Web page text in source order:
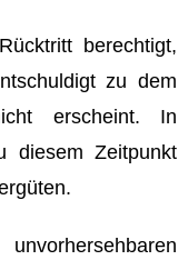
berechtigt,
zu dem
erscheint. In
Zeitpunkt